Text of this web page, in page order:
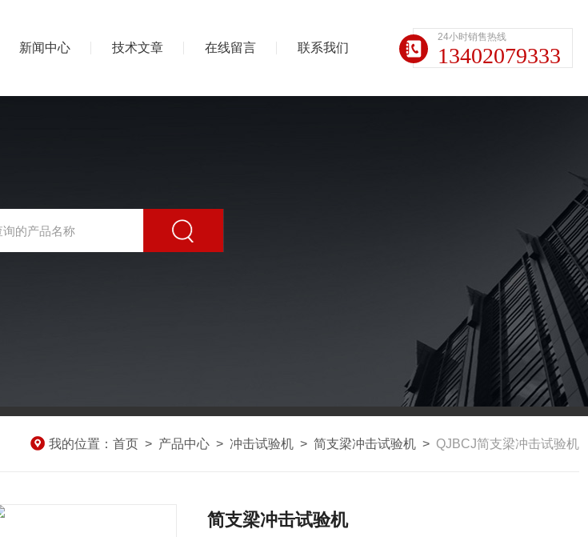
新闻中心 技术文章 在线留言 联系我们
24小时销售热线
13402079333
我的位置： 首页 > 产品中心 > 冲击试验机 > 简支梁冲击试验机 > QJBCJ简支梁冲击试验机
简支梁冲击试验机